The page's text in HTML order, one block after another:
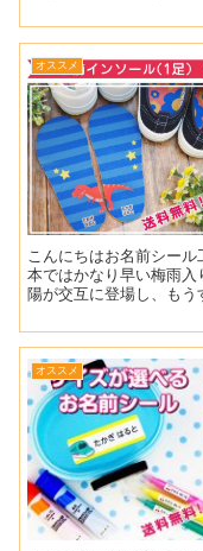
オススメ
こんにちはお名前シー
本ではかなり早い梅雨
陽が交互に登場し、も
オススメ